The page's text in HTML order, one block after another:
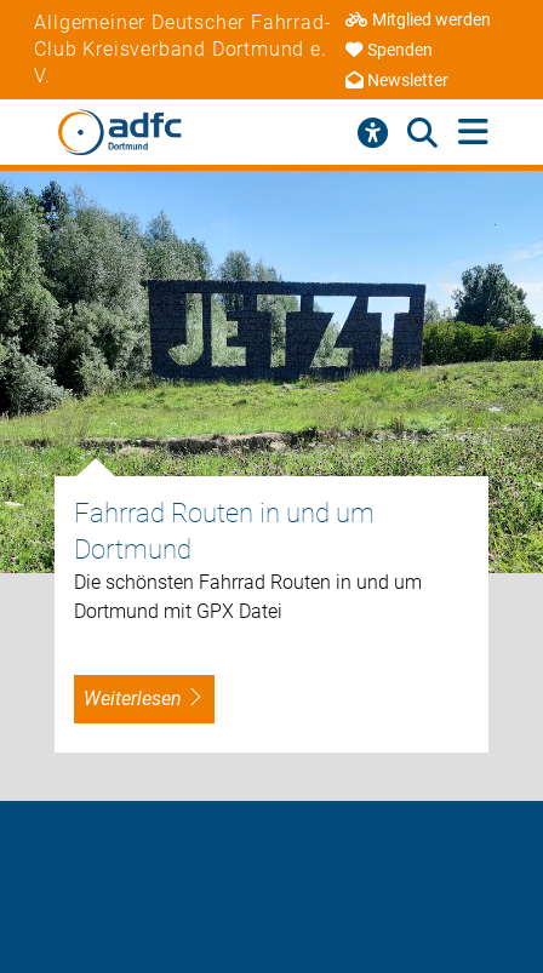
Allgemeiner Deutscher Fahrrad-
Club Kreisverband Dortmund e.
V.
Mitglied werden
Spenden
Newsletter
Fahrrad Routen in und um
Dortmund
Die schönsten Fahrrad Routen in und um
Dortmund mit GPX Datei
weiterlesen